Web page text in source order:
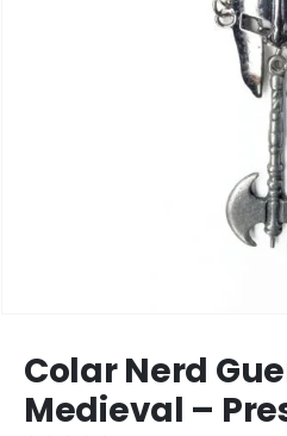
Colar Nerd
Medieval –